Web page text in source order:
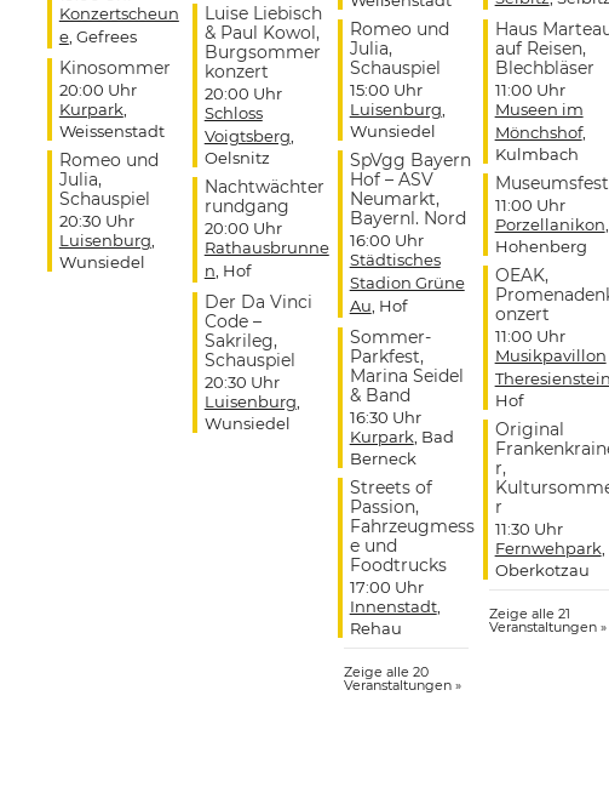
Konzertscheun
e, Gefrees
Kinosommer
20:00 Uhr
Kurpark,
Weissenstadt
Romeo und
Julia,
Schauspiel
20:30 Uhr
Luisenburg,
Wunsiedel
Luise Liebisch
& Paul Kowol,
Burgsommer
konzert
20:00 Uhr
Schloss
Voigtsberg,
Oelsnitz
Nachtwächter
rundgang
20:00 Uhr
Rathausbrunne
n, Hof
Der Da Vinci
Code –
Sakrileg,
Schauspiel
20:30 Uhr
Luisenburg,
Wunsiedel
Romeo und
Julia,
Schauspiel
15:00 Uhr
Luisenburg,
Wunsiedel
SpVgg Bayern
Hof – ASV
Neumarkt,
Bayernl. Nord
16:00 Uhr
Städtisches
Stadion Grüne
Au, Hof
Sommer-
Parkfest,
Marina Seidel
& Band
16:30 Uhr
Kurpark, Bad
Berneck
Streets of
Passion,
Fahrzeugmess
e und
Foodtrucks
17:00 Uhr
Innenstadt,
Rehau
Zeige alle 20
Veranstaltungen »
Haus
auf Reisen,
Blechbläser
11:00 Uhr
Museen im
Mönchshof,
Kulmbach
Museumsfest
11:00 Uhr
Porzellanikon,
Hohenberg
OEAK,
onzert
11:00 Uhr
Musikpavillon
Hof
Original
r,
r
11:30 Uhr
Fernwehpark,
Oberkotzau
Zeige alle 21
Veranstaltungen »